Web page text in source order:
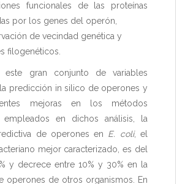
funcionales de las proteínas
por los genes del operón,
de vecindad genética y
filogenéticos.
gran conjunto de variables
predicción in silico de operones y
mejoras en los métodos
empleados en dichos análisis, la
de operones en E. coli, el
mejor caracterizado, es del
y decrece entre 10% y 30% en la
operones de otros organismos. En